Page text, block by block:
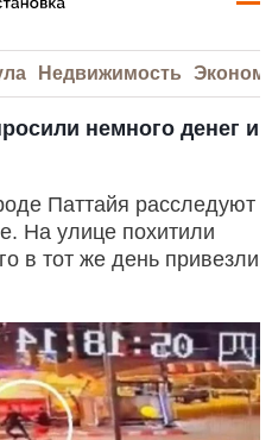
Недвижимость
немного денег и
Паттайя расследуют
На улице похитили
в тот же день привезли